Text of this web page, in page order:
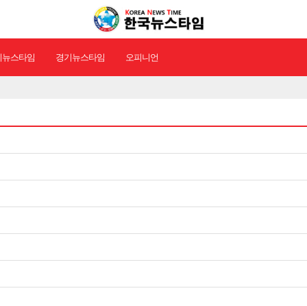
뉴스타임 경기뉴스타임 오피니언